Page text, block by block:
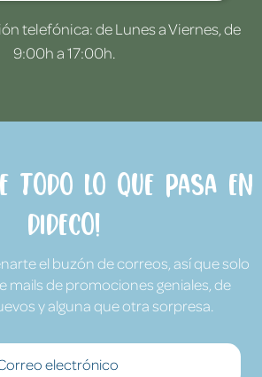
telefónica: de Lunes a Viernes, de
9:00h a 17:00h.
todo lo que pasa en
Dideco!
el buzón de correos, así que solo
mails de promociones geniales, de
y alguna que otra sorpresa.